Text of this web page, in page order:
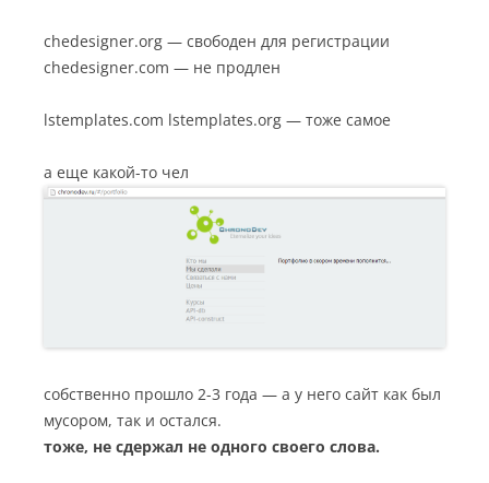
chedesigner.org — свободен для регистрации
chedesigner.com — не продлен
lstemplates.com lstemplates.org — тоже самое
а еще какой-то чел
собственно прошло 2-3 года — а у него сайт как был
мусором, так и остался.
тоже, не сдержал не одного своего слова.